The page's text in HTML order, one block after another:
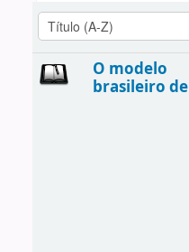
O modelo
brasileiro de